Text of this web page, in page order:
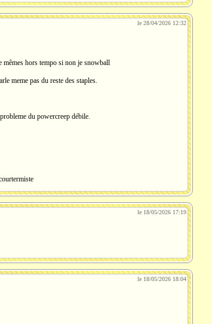
le 28/04/2026 12:32
mêmes hors tempo si non je snowball
meme pas du reste des staples.
du powercreep débile.
le 18/05/2026 17:19
le 18/05/2026 18:04